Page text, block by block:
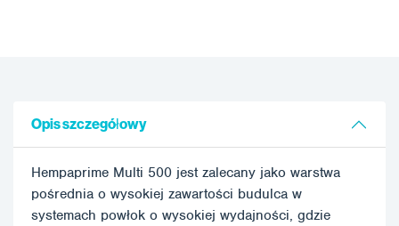
Opis szczegółowy
Hempaprime Multi 500 jest zalecany jako warstwa
pośrednia o wysokiej zawartości budulca w
systemach powłok o wysokiej wydajności, gdzie